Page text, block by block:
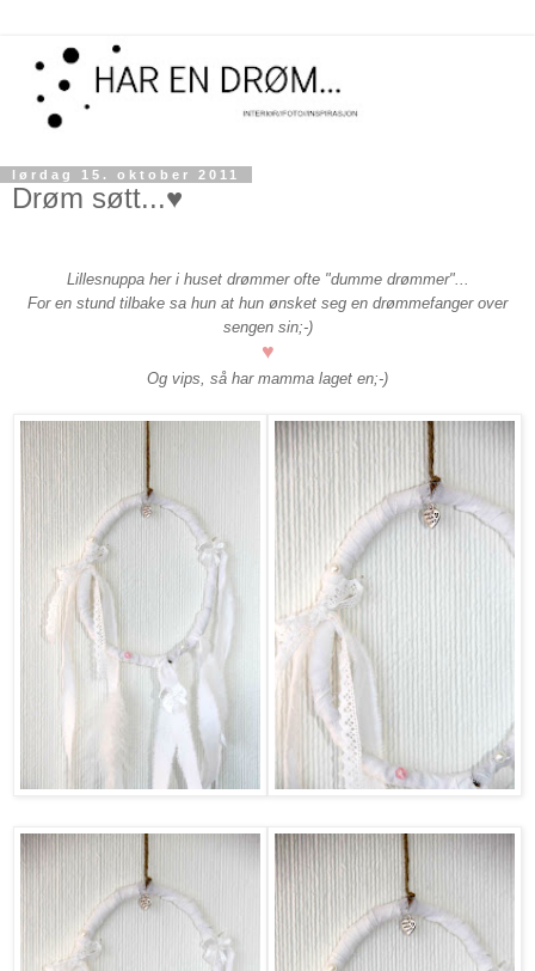
lørdag 15. oktober 2011
Drøm søtt...♥
Lillesnuppa her i huset drømmer ofte "dumme drømmer"...
For en stund tilbake sa hun at hun ønsket seg en drømmefanger over
sengen sin;-)
♥
Og vips, så har mamma laget en;-)